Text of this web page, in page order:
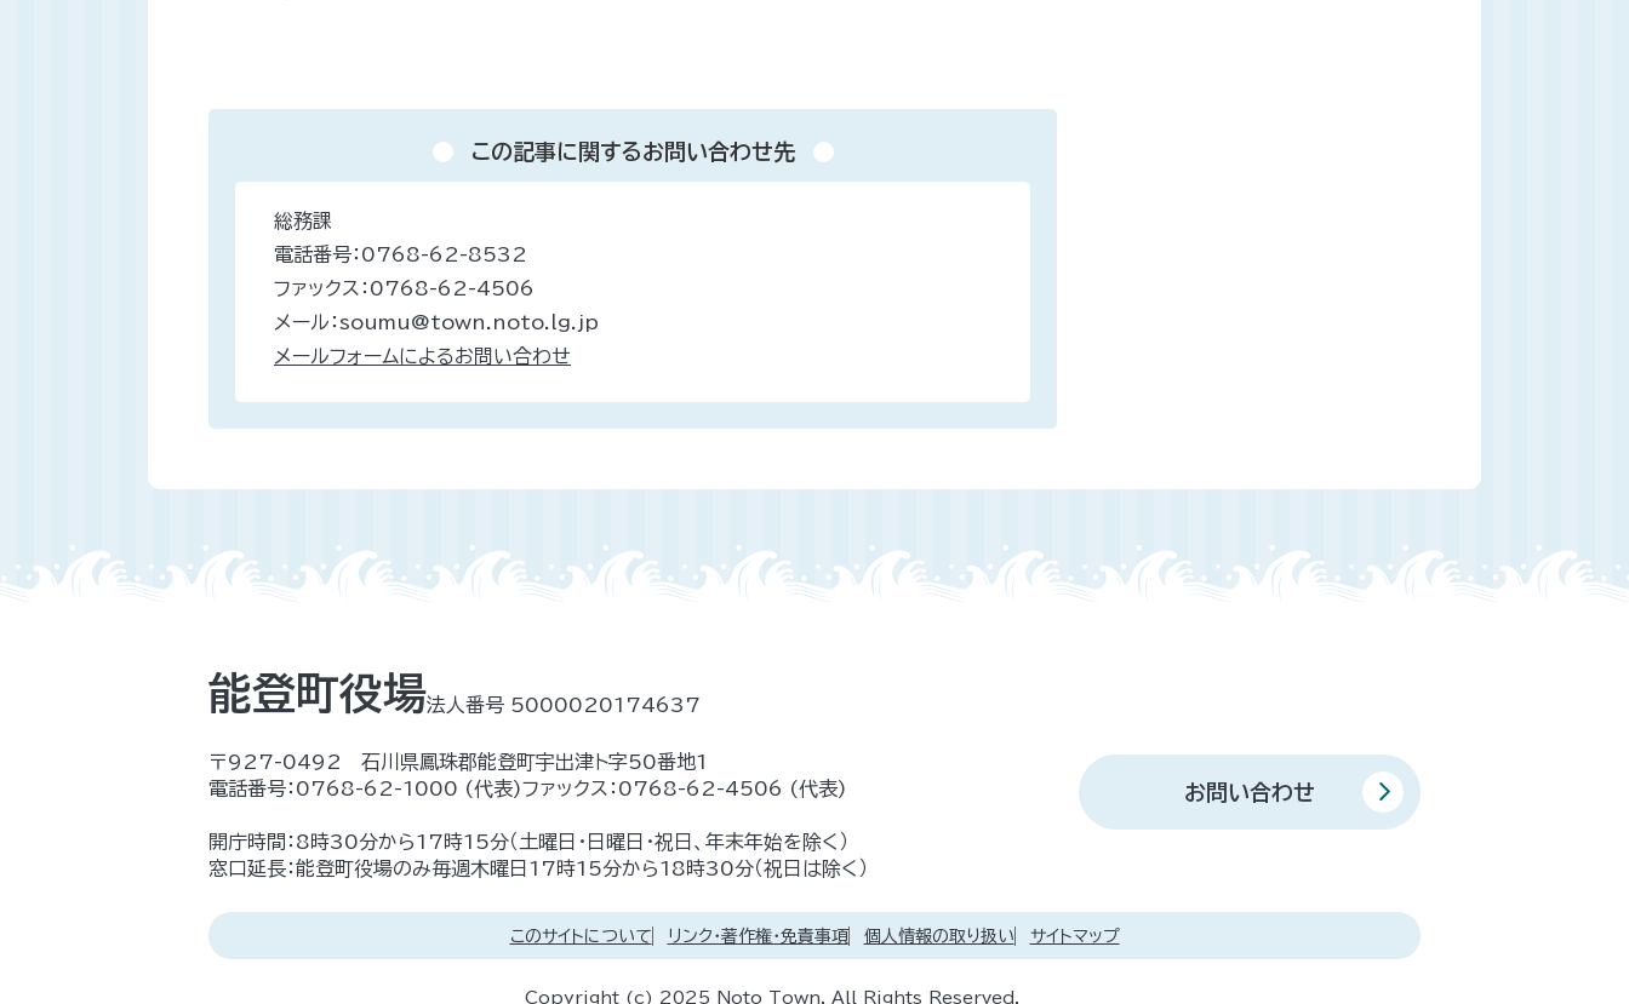
この記事に関するお問い合わせ先
総務課
電話番号：0768-62-8532
ファックス：0768-62-4506
メール：soumu@town.noto.lg.jp
メールフォームによるお問い合わせ
能登町役場法人番号 5000020174637
〒927-0492 石川県鳳珠郡能登町宇出津ト字50番地1
電話番号： 0768-62-1000 (代表)ファックス： 0768-62-4506 (代表)
開庁時間：8時30分から17時15分（土曜日・日曜日・祝日、年末年始を除く）
窓口延長：能登町役場のみ毎週木曜日17時15分から18時30分（祝日は除く）
お問い合わせ
このサイトについて リンク・著作権・免責事項 個人情報の取り扱い サイトマップ
Copyright (c) 2025 Noto Town. All Rights Reserved.